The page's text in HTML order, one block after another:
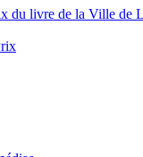
du livre de la Ville de